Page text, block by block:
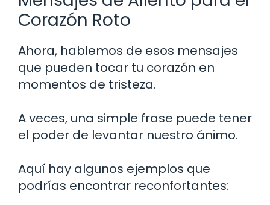
Corazón Roto
Ahora, hablemos de esos mensajes
que pueden tocar tu corazón en
momentos de tristeza.
A veces, una simple frase puede tener
el poder de levantar nuestro ánimo.
Aquí hay algunos ejemplos que
podrías encontrar reconfortantes: